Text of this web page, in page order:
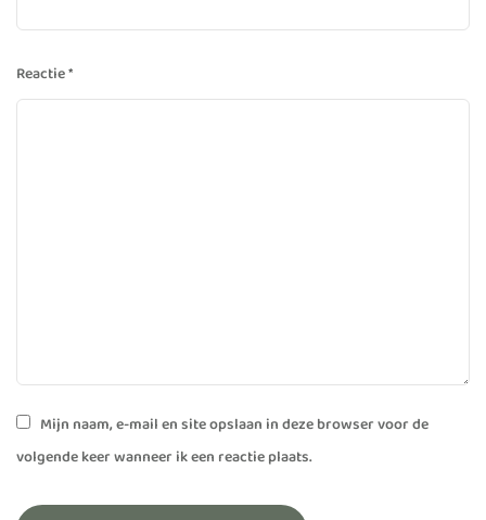
Reactie*
Mijn naam, e-mail en site opslaan in deze browser voor de
volgende keer wanneer ik een reactie plaats.